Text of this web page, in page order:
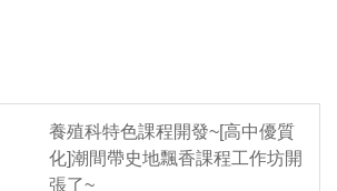
養殖科特色課程開發~[高中優質
化]潮間帶史地飄香課程工作坊開
張了~